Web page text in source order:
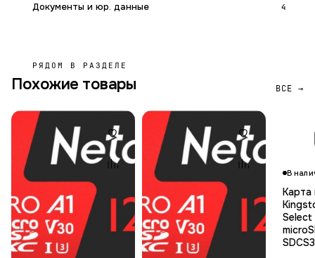
Документы и юр. данные 4
РЯДОМ В РАЗДЕЛЕ
Похожие товары ВСЕ →
В
Карта
Select